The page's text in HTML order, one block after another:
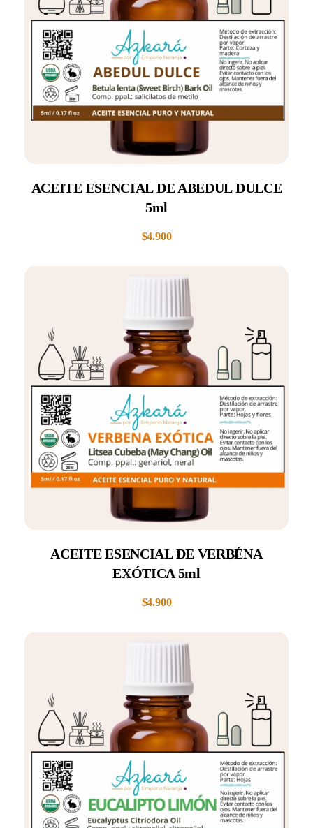
ACEITE ESENCIAL DE ABEDUL DULCE
5ml
$4.900
ACEITE ESENCIAL DE VERBÉNA
EXÓTICA 5ml
$4.900